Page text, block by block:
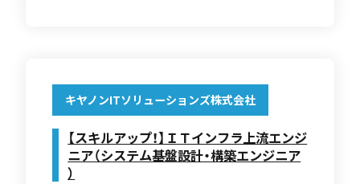
キヤノンITソリューションズ株式会社
【スキルアップ！】ＩＴインフラ上流エンジ
ニア（システム基盤設計・構築エンジニア
）